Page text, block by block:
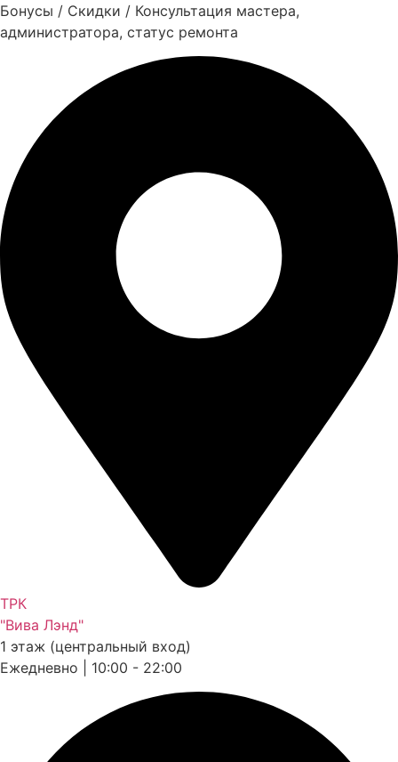
Бонусы / Скидки / Консультация мастера,
администратора, статус ремонта
ТРК
"Вива Лэнд"
1 этаж (центральный вход)
Ежедневно | 10:00 - 22:00